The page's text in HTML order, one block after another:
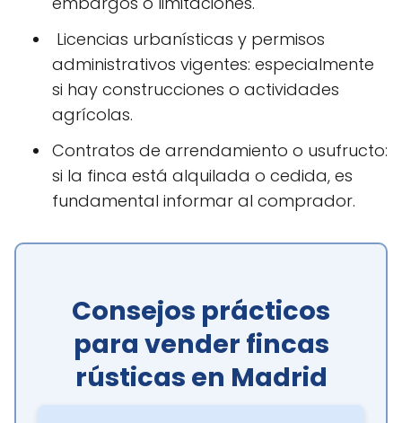
️ Licencias urbanísticas y permisos
administrativos vigentes: especialmente
si hay construcciones o actividades
agrícolas.
Contratos de arrendamiento o usufructo:
si la finca está alquilada o cedida, es
fundamental informar al comprador.
Consejos prácticos
para vender fincas
rústicas en Madrid